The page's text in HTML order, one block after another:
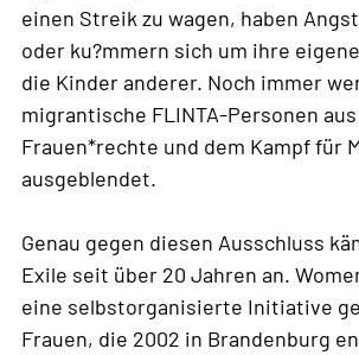
einen Streik zu wagen, haben
oder ku?mmern sich um ihre
die Kinder anderer. Noch immer
migrantische FLINTA-Personen
Frauen*rechte und dem Kampf für
ausgeblendet.
Genau gegen diesen Ausschluss
Exile seit über 20 Jahren an.
eine selbstorganisierte Initiative
Frauen, die 2002 in Brandenburg